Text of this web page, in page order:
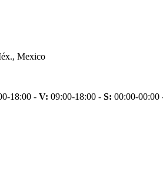
Mexico
18:00 - V: 09:00-18:00 - S: 00:00-00:00